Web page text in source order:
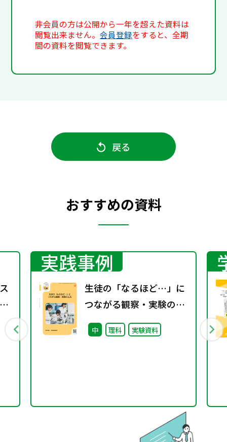
非会員の方は公開から一年を超えた資料は
閲覧出来ません。会員登録をすると、全期
間の資料を閲覧できます。
戻る
おすすめの資料
実践事例
生徒の「なるほど…」に
つながる観察・実験の工
夫（特別課題129）
中 理科 実験資料